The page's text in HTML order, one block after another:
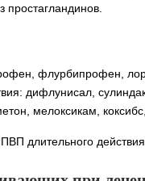
простагландинов.
флурбипрофен,
дифлунисал,
мелоксикам,
длительного